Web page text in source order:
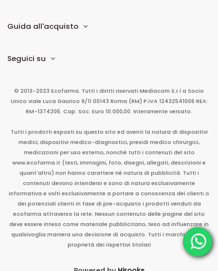
Guida all'acquisto
Seguici su
© 2013-2023 Ecofarma. Tutti i diritti riservati.Mediacom S.r.l a Socio
Unico viale Luca Gaurico 9/11 00143 Roma (RM) P.IVA 12432541006 REA:
RM-1374205. Cap. Soc. Euro 10.000,00. Interamente versato.
Tutti i prodotti esposti su questo sito ed aventi la natura di dispositivi
medici, dispositivi medico-diagnostici, presidi medico chirurgici,
medicazioni per uso esterno, nonché tutti i contenuti del sito
www.ecofarma.it (testi, immagini, foto, disegni, allegati, descrizioni e
quant'altro) non hanno carattere né natura di pubblicità. Tutti i
contenuti devono intendersi e sono di natura esclusivamente
informativa e volti esclusivamente a portare a conoscenza dei clienti o
dei potenziali clienti in fase di pre-acquisto i prodotti venduti da
ecofarma attraverso la rete. Nessun contenuto delle pagine del sito
deve essere inteso come materiale pubblicitario, teso ad influenzare in
qualsivoglia maniera una decisione di acquisto. Tutti i marchi sono di
proprietà dei rispettivi titolari